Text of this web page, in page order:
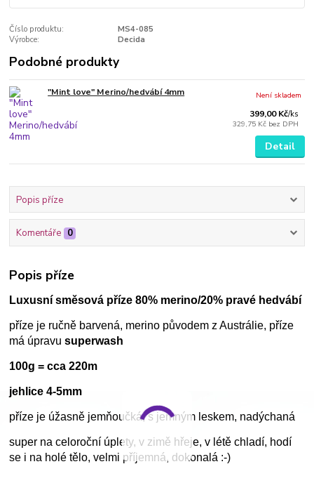
Číslo produktu:
MS4-085
Výrobce:
Decida
Podobné produkty
"Mint love" Merino/hedvábí 4mm
399,00 Kč/ks
329,75 Kč bez DPH
Není skladem
Detail
Popis příze
Komentáře 0
Popis příze
Luxusní směsová příze 80% merino/20% pravé hedvábí
příze je ručně barvená, merino původem z Austrálie, příze
má úpravusuperwash
100g = cca 220m
jehlice 4-5mm
příze je úžasně jemňoučká, s jemným leskem, nadýchaná
super na celoroční úplety, v zimě hřeje, v létě chladí, hodí
se i na holé tělo, velmi příjemná, dokonalá :-)